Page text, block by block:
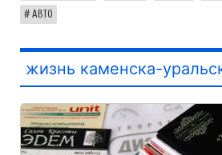
АВТО
жизнь каменска-